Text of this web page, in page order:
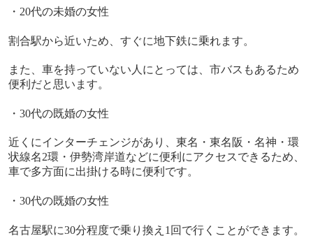
・ 20代の未婚の女性
割合駅から近いため、すぐに地下鉄に乗れます。
また、車を持っていない人にとっては、市バスもあるため
便利だと思います。
・ 30代の既婚の女性
近くにインターチェンジがあり、東名・東名阪・名神・環
状線名2環・伊勢湾岸道などに便利にアクセスできるため、
車で多方面に出掛ける時に便利です。
・ 30代の既婚の女性
名古屋駅に30分程度で乗り換え 1 回で行くことができます。